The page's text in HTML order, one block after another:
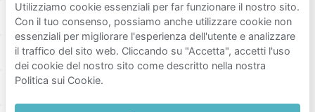
BLOCK HOUSE Düsseldorf
Uerige Obergärige Hausbrauerei
Schweine Janes Altstadt
Utilizziamo cookie essenziali per far funzionare il nostro sito.
Con il tuo consenso, possiamo anche utilizzare cookie non
essenziali per migliorare l'esperienza dell'utente e analizzare
il traffico del sito web. Cliccando su "Accetta", accetti l'uso
dei cookie del nostro sito come descritto nella nostra
Politica sui Cookie.